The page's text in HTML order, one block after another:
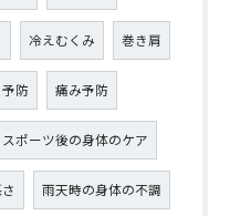
冷えむくみ 巻き肩
予防 痛み予防
スポーツ後の身体のケア
雨天時の身体の不調